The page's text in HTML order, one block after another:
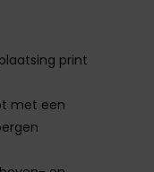
print
met een